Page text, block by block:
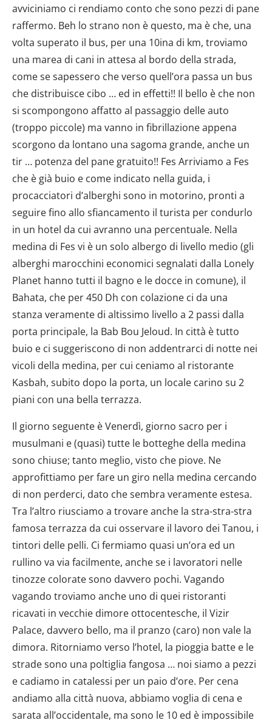
avviciniamo ci rendiamo conto che sono pezzi di pane
raffermo. Beh lo strano non è questo, ma è che, una
volta superato il bus, per una 10ina di km, troviamo
una marea di cani in attesa al bordo della strada,
come se sapessero che verso quell’ora passa un bus
che distribuisce cibo … ed in effetti!! Il bello è che non
si scompongono affatto al passaggio delle auto
(troppo piccole) ma vanno in fibrillazione appena
scorgono da lontano una sagoma grande, anche un
tir … potenza del pane gratuito!! Fes Arriviamo a Fes
che è già buio e come indicato nella guida, i
procacciatori d’alberghi sono in motorino, pronti a
seguire fino allo sfiancamento il turista per condurlo
in un hotel da cui avranno una percentuale. Nella
medina di Fes vi è un solo albergo di livello medio (gli
alberghi marocchini economici segnalati dalla Lonely
Planet hanno tutti il bagno e le docce in comune), il
Bahata, che per 450 Dh con colazione ci da una
stanza veramente di altissimo livello a 2 passi dalla
porta principale, la Bab Bou Jeloud. In città è tutto
buio e ci suggeriscono di non addentrarci di notte nei
vicoli della medina, per cui ceniamo al ristorante
Kasbah, subito dopo la porta, un locale carino su 2
piani con una bella terrazza.
Il giorno seguente è Venerdì, giorno sacro per i
musulmani e (quasi) tutte le botteghe della medina
sono chiuse; tanto meglio, visto che piove. Ne
approfittiamo per fare un giro nella medina cercando
di non perderci, dato che sembra veramente estesa.
Tra l’altro riusciamo a trovare anche la stra-stra-stra
famosa terrazza da cui osservare il lavoro dei Tanou, i
tintori delle pelli. Ci fermiamo quasi un’ora ed un
rullino va via facilmente, anche se i lavoratori nelle
tinozze colorate sono davvero pochi. Vagando
vagando troviamo anche uno di quei ristoranti
ricavati in vecchie dimore ottocentesche, il Vizir
Palace, davvero bello, ma il pranzo (caro) non vale la
dimora. Ritorniamo verso l’hotel, la pioggia batte e le
strade sono una poltiglia fangosa … noi siamo a pezzi
e cadiamo in catalessi per un paio d’ore. Per cena
andiamo alla città nuova, abbiamo voglia di cena e
sarata all’occidentale, ma sono le 10 ed è impossibile